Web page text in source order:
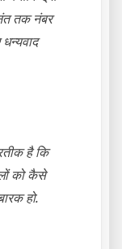
तक नंबर
है कि
को कैसे
हो.